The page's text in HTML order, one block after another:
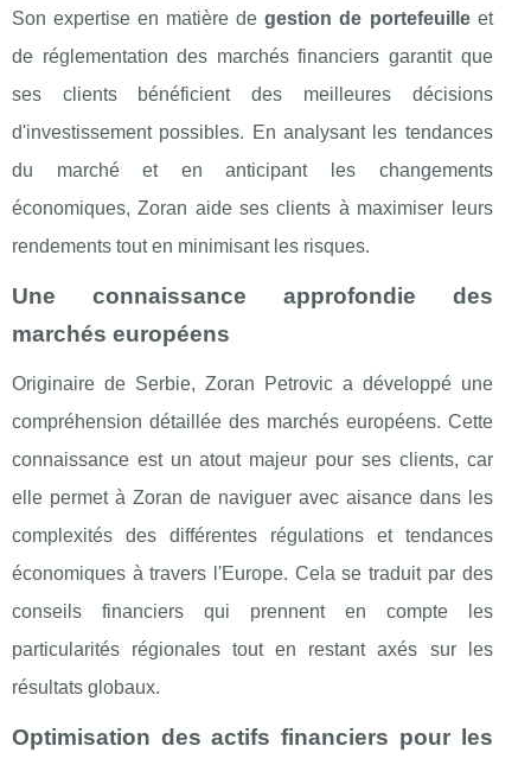
Son expertise en matière degestion de portefeuilleet
de réglementation des marchés financiers garantit que
ses clients bénéficient des meilleures décisions
d'investissement possibles. En analysant les tendances
du marché et en anticipant les changements
économiques, Zoran aide ses clients à maximiser leurs
rendements tout en minimisant les risques.
Une connaissance approfondie des
marchés européens
Originaire de Serbie, Zoran Petrovic a développé une
compréhension détaillée des marchés européens. Cette
connaissance est un atout majeur pour ses clients, car
elle permet à Zoran de naviguer avec aisance dans les
complexités des différentes régulations et tendances
économiques à travers l'Europe. Cela se traduit par des
conseils financiers qui prennent en compte les
particularités régionales tout en restant axés sur les
résultats globaux.
Optimisation des actifs financiers pour les